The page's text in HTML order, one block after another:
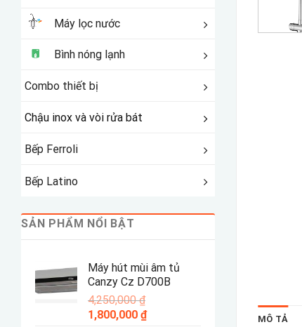
Máy lọc nước
Bình nóng lạnh
Combo thiết bị
Chậu inox và vòi rửa bát
Bếp Ferroli
Bếp Latino
SẢN PHẨM NỔI BẬT
Máy hút mùi âm tủ
Canzy Cz D700B
4,250,000₫
Giá
1,800,000 ₫Giá
MÔ TẢ